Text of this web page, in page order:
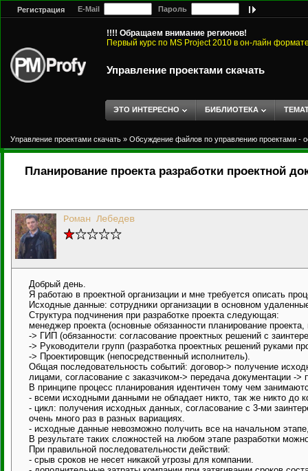
Регистрация E-Mail Пароль
!!!! Обращаем внимание регионов!
Первый курс по MS Project 2010 в он-лайн
Управление проектами скачать
ЭТО ИНТЕРЕСНО БИБЛИОТЕКА
Управление проектами скачать » Обсуждение файлов по управлению проектами -
Планирование проекта разработки проектной
Роман Лебедев
Добрый день.
Я работаю в проектной организации и мне требуется описать
Исходные данные: сотрудники организации в основном
Структура подчинения при разработке проекта следующая:
менеджер проекта (основные обязанности планирование проекта,
-> ГИП (обязанности: согласование проектных решений с
-> Руководители групп (разработка проектных решений руками
-> Проектировщик (непосредственный исполнитель).
Общая последовательность событий: договор-> получение
лицами, согласование с заказчиком-> передача документации ->
В принципе процесс планирования идентичен тому чем
- всеми исходными данными не обладает никто, так же никто до
- цикл: получения исходных данных, согласование с 3-ми
очень много раз в разных вариациях.
- исходные данные невозможно получить все на начальном
В результате таких сложностей на любом этапе разработки
При правильной последовательности действий:
- срыв сроков не несет никакой угрозы для компании.